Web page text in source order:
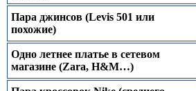
Пара джинсов (Levis 501 или
похожие)
Одно летнее платье в сетевом
магазине (Zara, H&M…)